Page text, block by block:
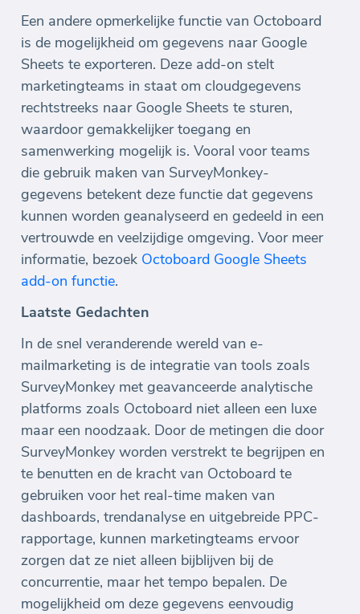
Een andere opmerkelijke functie van Octoboard
is de mogelijkheid om gegevens naar Google
Sheets te exporteren. Deze add-on stelt
marketingteams in staat om cloudgegevens
rechtstreeks naar Google Sheets te sturen,
waardoor gemakkelijker toegang en
samenwerking mogelijk is. Vooral voor teams
die gebruik maken van SurveyMonkey-
gegevens betekent deze functie dat gegevens
kunnen worden geanalyseerd en gedeeld in een
vertrouwde en veelzijdige omgeving. Voor meer
informatie, bezoek Octoboard Google Sheets
add-on functie.
Laatste Gedachten
In de snel veranderende wereld van e-
mailmarketing is de integratie van tools zoals
SurveyMonkey met geavanceerde analytische
platforms zoals Octoboard niet alleen een luxe
maar een noodzaak. Door de metingen die door
SurveyMonkey worden verstrekt te begrijpen en
te benutten en de kracht van Octoboard te
gebruiken voor het real-time maken van
dashboards, trendanalyse en uitgebreide PPC-
rapportage, kunnen marketingteams ervoor
zorgen dat ze niet alleen bijblijven bij de
concurrentie, maar het tempo bepalen. De
mogelijkheid om deze gegevens eenvoudig